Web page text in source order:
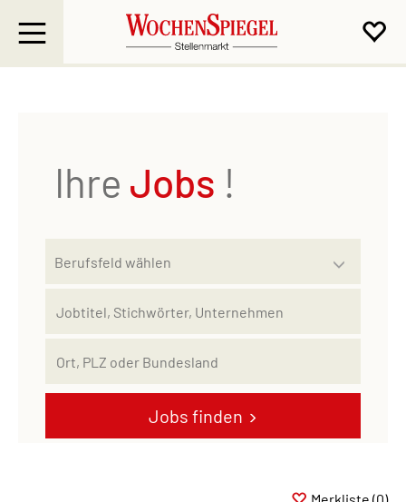
Ihre Jobs !
Jobs finden